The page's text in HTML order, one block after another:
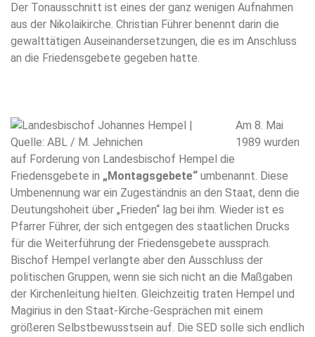
Der Tonausschnitt ist eines der ganz wenigen Aufnahmen
aus der Nikolaikirche. Christian Führer benennt darin die
gewalttätigen Auseinandersetzungen, die es im Anschluss
an die Friedensgebete gegeben hatte.
Am 8. Mai
1989 wurden
auf Forderung von Landesbischof Hempel die
Friedensgebete in „Montagsgebete“ umbenannt. Diese
Umbenennung war ein Zugeständnis an den Staat, denn die
Deutungshoheit über „Frieden“ lag bei ihm. Wieder ist es
Pfarrer Führer, der sich entgegen des staatlichen Drucks
für die Weiterführung der Friedensgebete aussprach.
Bischof Hempel verlangte aber den Ausschluss der
politischen Gruppen, wenn sie sich nicht an die Maßgaben
der Kirchenleitung hielten. Gleichzeitig traten Hempel und
Magirius in den Staat-Kirche-Gesprächen mit einem
größeren Selbstbewusstsein auf. Die SED solle sich endlich